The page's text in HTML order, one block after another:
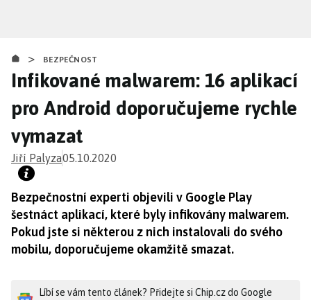
obsahu
> BEZPEČNOST
Infikované malwarem: 16 aplikací
pro Android doporučujeme rychle
vymazat
Jiří Palyza05.10.2020
Bezpečnostní experti objevili v Google Play
šestnáct aplikací, které byly infikovány malwarem.
Pokud jste si některou z nich instalovali do svého
mobilu, doporučujeme okamžitě smazat.
Líbí se vám tento článek? Přidejte si Chip.cz do Google